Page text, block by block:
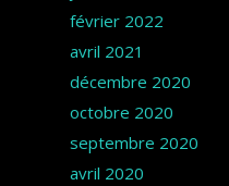
février 2022
avril 2021
décembre 2020
octobre 2020
septembre 2020
avril 2020